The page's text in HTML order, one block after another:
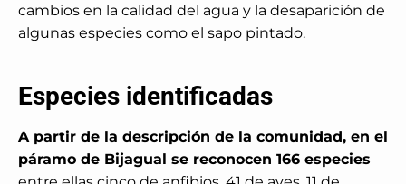
cambios en la calidad del agua y la desaparición de
algunas especies como el sapo pintado.
Especies identificadas
A partir de la descripción de la comunidad, en el
páramo de Bijagual se reconocen 166 especies